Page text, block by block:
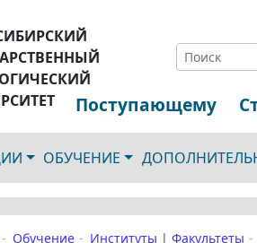
Поступающему
ОБУЧЕНИЕ
Обучение Институты | Факультеты